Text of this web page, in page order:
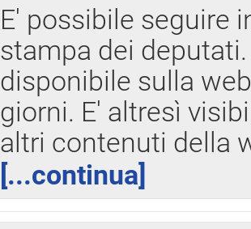
E' possibile seguire
stampa dei
disponibile sulla
giorni. E' altresì
altri contenuti della
[...continua]